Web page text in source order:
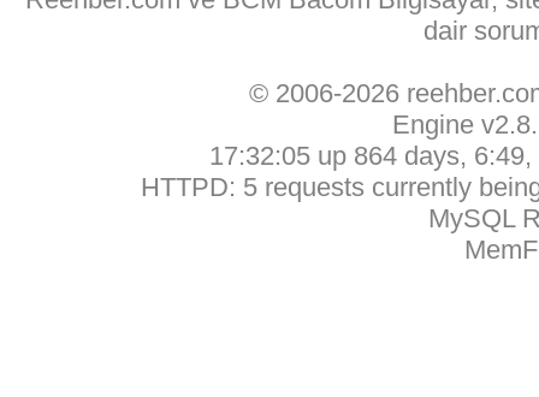
dair
© 2006-2026
Engine
17:32:05 up 864 days,
HTTPD: 5 requests currently
MySQL